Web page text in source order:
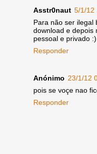
Asstr0naut 5/1/12
Para não ser ilegal
download e depois
pessoal e privado :)
Responder
Anónimo 23/1/12
pois se voçe nao
Responder